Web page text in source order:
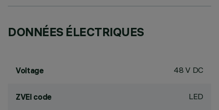
DONNÉES ÉLECTRIQUES
Voltage 48 V DC
ZVEI code LED